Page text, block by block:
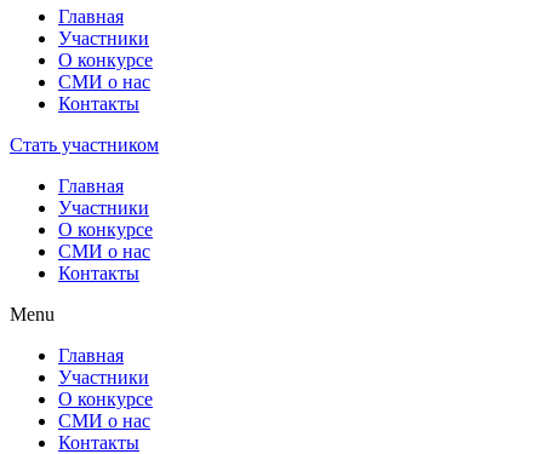
Главная
Участники
О конкурсе
СМИ о нас
Контакты
Стать участником
Главная
Участники
О конкурсе
СМИ о нас
Контакты
Menu
Главная
Участники
О конкурсе
СМИ о нас
Контакты